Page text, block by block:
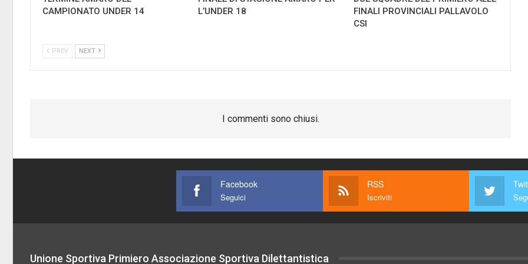
CAMPIONATO UNDER 14
L’UNDER 18
FINALI PROVINCIALI PALLAVOLO
CSI
PREV NEXT
I commenti sono chiusi.
Facebook
Seguici
RSS
Iscriviti
Unione Sportiva Primiero Associazione Sportiva Dilettantistica